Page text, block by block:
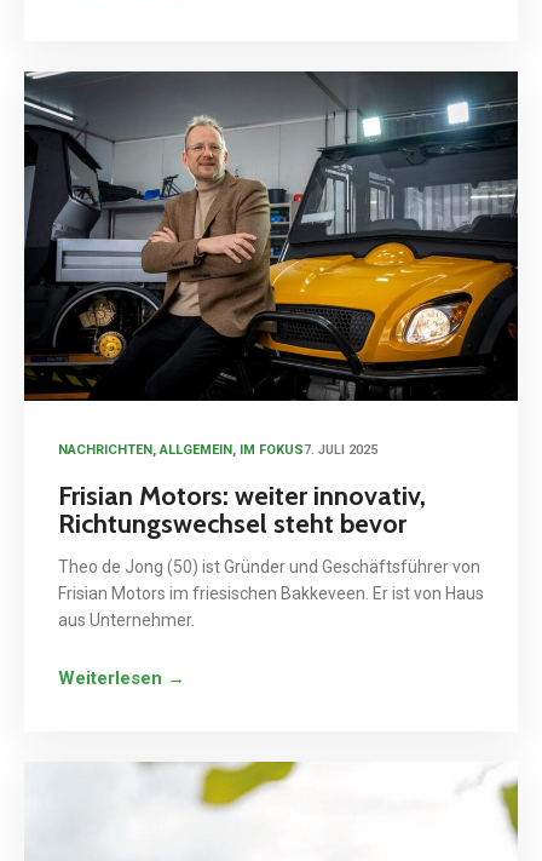
NACHRICHTEN,ALLGEMEIN, IM FOKUS7. JULI 2025
Frisian Motors: weiter innovativ,
Richtungswechsel steht bevor
Theo de Jong (50) ist Gründer und Geschäftsführer von
Frisian Motors im friesischen Bakkeveen. Er ist von Haus
aus Unternehmer.
Weiterlesen →